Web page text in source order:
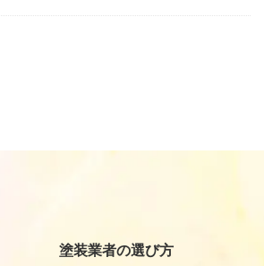
塗装業者の選び方